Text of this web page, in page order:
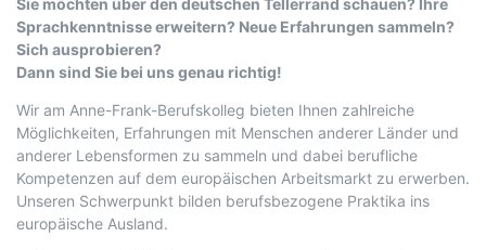
Sprachkenntnisse erweitern? Neue Erfahrungen sammeln?
Sich ausprobieren?
Dann sind Sie bei uns genau richtig!
Wir am Anne-Frank-Berufskolleg bieten Ihnen zahlreiche
Möglichkeiten, Erfahrungen mit Menschen anderer Länder und
anderer Lebensformen zu sammeln und dabei berufliche
Kompetenzen auf dem europäischen Arbeitsmarkt zu erwerben.
Unseren Schwerpunkt bilden berufsbezogene Praktika ins
europäische Ausland.